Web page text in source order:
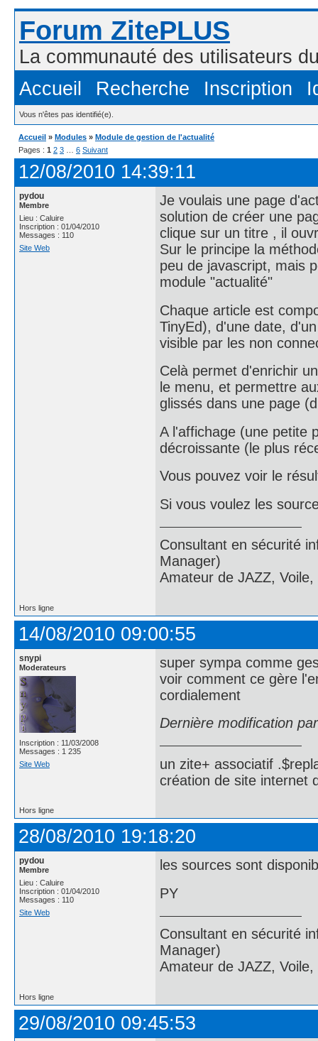
Forum ZitePLUS
La communauté des utilisateurs
Accueil
Recherche Inscription
Vous n'êtes pas identifié(e).
Accueil » Modules » Module de gestion de l'actualité
Pages : 1 2 3 6 Suivant
12/08/2010 14:39:11
pydou
Membre
Lieu : Caluire
Inscription : 01/04/2010
Messages : 110
Site Web
Je voulais une page
solution de créer une
clique sur un titre , il
Sur le principe la
peu de javascript, mais
module "actualité"
Chaque article est
TinyEd), d'une date,
visible par les non
Celà permet d'enrichir
le menu, et permettre
glissés dans une page
A l'affichage (une petite
décroissante (le plus
Vous pouvez voir le
Si vous voulez les
Consultant en sécurité
Manager)
Amateur de JAZZ, Voile,
Hors ligne
14/08/2010 09:00:55
snypi
Moderateurs
Inscription : 11/03/2008
Messages : 1 235
Site Web
super sympa comme
voir comment ce gère
cordialement
Dernière modification
un zite+ associatif
création de site internet
Hors ligne
28/08/2010 19:18:20
pydou
Membre
Lieu : Caluire
Inscription : 01/04/2010
Messages : 110
Site Web
les sources sont
PY
Consultant en sécurité
Manager)
Amateur de JAZZ, Voile,
Hors ligne
29/08/2010 09:45:53